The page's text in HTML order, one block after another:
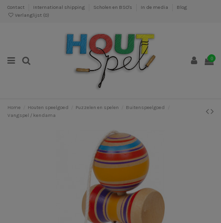
Contact International shipping Scholen en BSO's In de media
Blog
Verlanglijst (0)
0
Home Houten speelgoed Puzzelen en spelen
Buitenspeelgoed
Vangspel / kendama